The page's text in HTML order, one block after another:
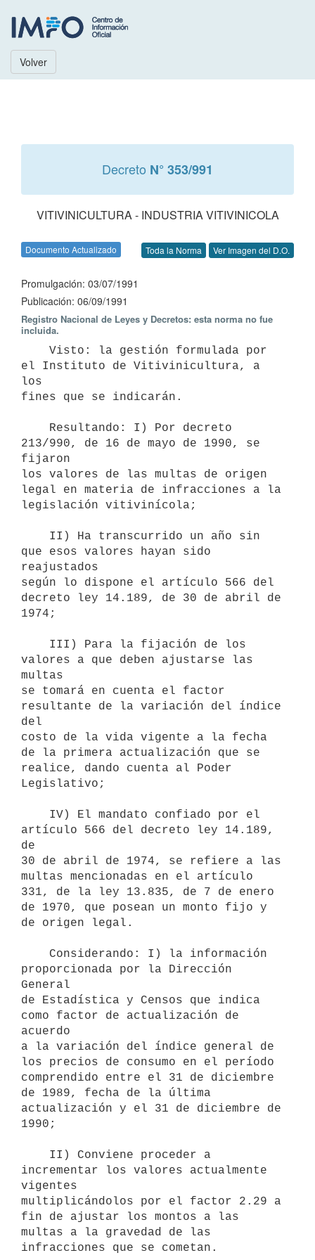
Volver
Decreto N° 353/991
VITIVINICULTURA - INDUSTRIA VITIVINICOLA
Documento Actualizado Toda la Norma Ver Imagen del D.O.
Promulgación: 03/07/1991
Publicación: 06/09/1991
Registro Nacional de Leyes y Decretos: esta norma no fue
incluida.
el Instituto de Vitivinicultura, a
los
fines que se indicarán.
213/990, de 16 de mayo de 1990, se
fijaron
los valores de las multas de origen
legal en materia de infracciones a la
legislación vitivinícola;
que esos valores hayan sido
reajustados
según lo dispone el artículo 566 del
decreto ley 14.189, de 30 de abril de
1974;
valores a que deben ajustarse las
multas
se tomará en cuenta el factor
resultante de la variación del índice
del
costo de la vida vigente a la fecha
de la primera actualización que se
realice, dando cuenta al Poder
Legislativo;
artículo 566 del decreto ley 14.189,
de
30 de abril de 1974, se refiere a las
multas mencionadas en el artículo
331, de la ley 13.835, de 7 de enero
de 1970, que posean un monto fijo y
de origen legal.
proporcionada por la Dirección
General
de Estadística y Censos que indica
como factor de actualización de
acuerdo
a la variación del índice general de
los precios de consumo en el período
comprendido entre el 31 de diciembre
de 1989, fecha de la última
actualización y el 31 de diciembre de
1990;
incrementar los valores actualmente
vigentes
multiplicándolos por el factor 2.29 a
fin de ajustar los montos a las
multas a la gravedad de las
infracciones que se cometan.